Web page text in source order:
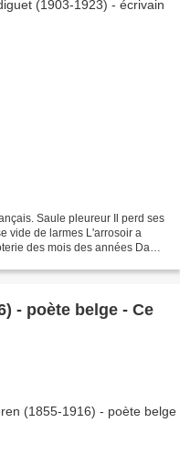
Saule pleureur Il perd ses
vide de larmes L'arrosoir a
des mois des années Dans
- poète belge - Ce